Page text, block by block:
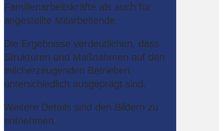
Familienarbeitskräfte als auch für
angestellte Mitarbeitende.
Die Ergebnisse verdeutlichen, dass
Strukturen und Maßnahmen auf den
milcherzeugenden Betrieben
unterschiedlich ausgeprägt sind.
Weitere Details sind den Bildern zu
entnehmen.